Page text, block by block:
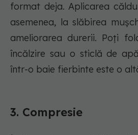
format deja. Aplicarea
asemenea, la slăbirea
ameliorarea durerii. Poți
încălzire sau o sticlă de
într-o baie fierbinte este o
3. Compresie